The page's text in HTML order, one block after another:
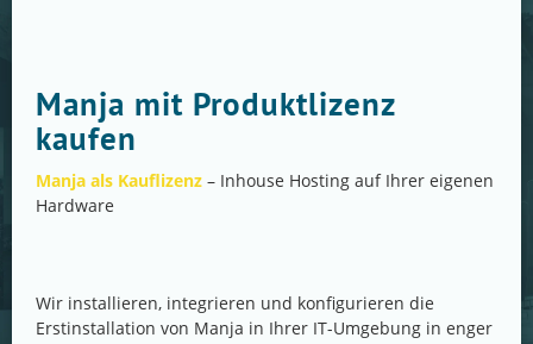
Manja mit Produktlizenz
kaufen
Manja als Kauflizenz – Inhouse Hosting auf Ihrer eigenen
Hardware
Wir installieren, integrieren und konfigurieren die
Erstinstallation von Manja in Ihrer IT-Umgebung in enger